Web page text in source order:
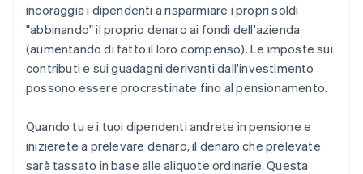
incoraggia i dipendenti a risparmiare i propri soldi
"abbinando" il proprio denaro ai fondi dell'azienda
(aumentando di fatto il loro compenso). Le imposte sui
contributi e sui guadagni derivanti dall'investimento
possono essere procrastinate fino al pensionamento.
Quando tu e i tuoi dipendenti andrete in pensione e
inizierete a prelevare denaro, il denaro che prelevate
sarà tassato in base alle aliquote ordinarie. Questa